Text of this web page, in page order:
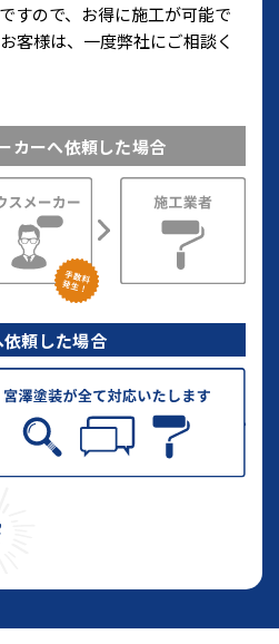
すので、お得に施工が可能で
客様は、一度弊社にご相談く
カーへ依頼した場合
頼した場合